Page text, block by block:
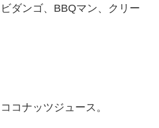
ダンゴ、BBQマン、クリー
コナッツジュース。